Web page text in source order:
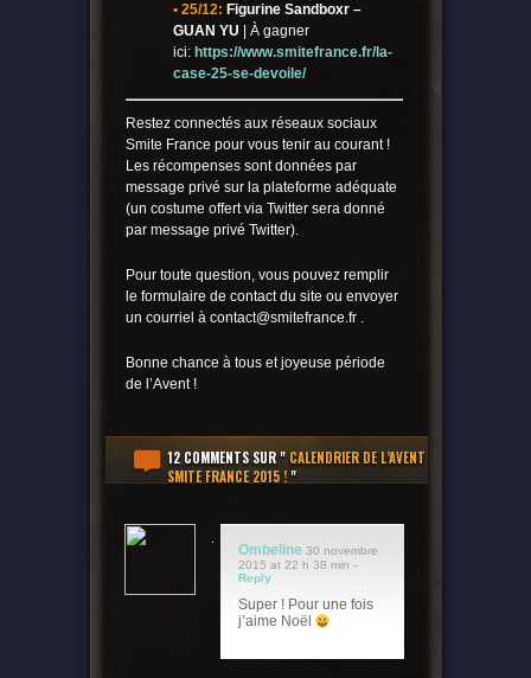
• 25/12: Figurine Sandboxr –
GUAN YU | À gagner
ici: https://www.smitefrance.fr/la-
case-25-se-devoile/
Restez connectés aux réseaux sociaux
Smite France pour vous tenir au courant !
Les récompenses sont données par
message privé sur la plateforme adéquate
(un costume offert via Twitter sera donné
par message privé Twitter).
Pour toute question, vous pouvez remplir
le formulaire de contact du site ou envoyer
un courriel à contact@smitefrance.fr .
Bonne chance à tous et joyeuse période
de l’Avent !
12 COMMENTSSUR "CALENDRIER DE L’AVENT
SMITE FRANCE 2015 !"
Ombeline 30 novembre
2015 at 22 h 38 min -
Reply
Super ! Pour une fois
j’aime Noël